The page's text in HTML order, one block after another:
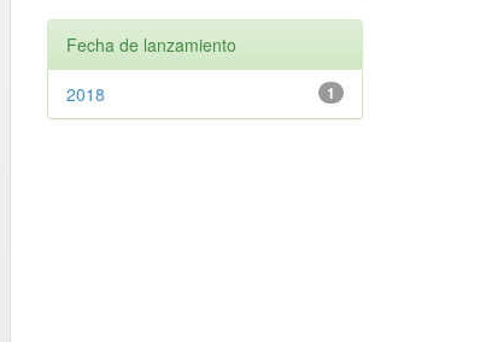
Fecha de lanzamiento
1
2018